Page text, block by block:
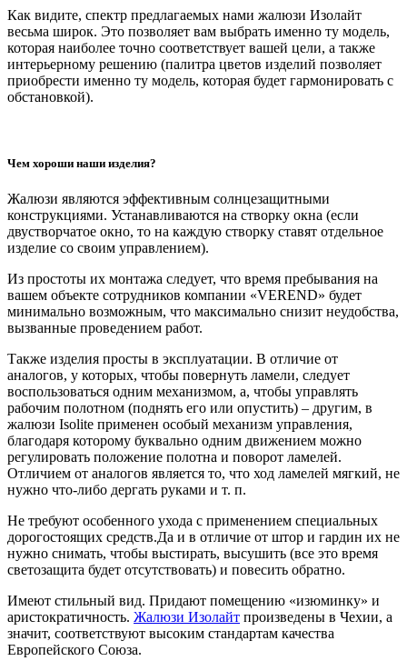
Как видите, спектр предлагаемых нами жалюзи Изолайт
весьма широк. Это позволяет вам выбрать именно ту модель,
которая наиболее точно соответствует вашей цели, а также
интерьерному решению (палитра цветов изделий позволяет
приобрести именно ту модель, которая будет гармонировать с
обстановкой).
Чем хороши наши изделия?
Жалюзи являются эффективным солнцезащитными
конструкциями. Устанавливаются на створку окна (если
двустворчатое окно, то на каждую створку ставят отдельное
изделие со своим управлением).
Из простоты их монтажа следует, что время пребывания на
вашем объекте сотрудников компании «VEREND» будет
минимально возможным, что максимально снизит неудобства,
вызванные проведением работ.
Также изделия просты в эксплуатации. В отличие от
аналогов, у которых, чтобы повернуть ламели, следует
воспользоваться одним механизмом, а, чтобы управлять
рабочим полотном (поднять его или опустить) – другим, в
жалюзи Isolite применен особый механизм управления,
благодаря которому буквально одним движением можно
регулировать положение полотна и поворот ламелей.
Отличием от аналогов является то, что ход ламелей мягкий, не
нужно что-либо дергать руками и т. п.
Не требуют особенного ухода с применением специальных
дорогостоящих средств.Да и в отличие от штор и гардин их не
нужно снимать, чтобы выстирать, высушить (все это время
светозащита будет отсутствовать) и повесить обратно.
Имеют стильный вид. Придают помещению «изюминку» и
аристократичность. Жалюзи Изолайт произведены в Чехии, а
значит, соответствуют высоким стандартам качества
Европейского Союза.